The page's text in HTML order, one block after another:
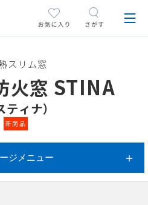
スリム窓
火窓 STINA
ティナ）
新商品
ジメニュー